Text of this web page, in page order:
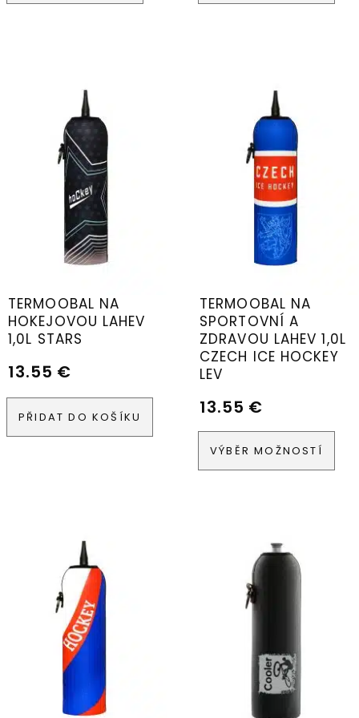
TERMOOBAL NA
HOKEJOVOU LAHEV
1,0L STARS
13.55 €
PŘIDAT DO KOŠÍKU
TERMOOBAL NA
SPORTOVNÍ A
ZDRAVOU LAHEV 1,0L
CZECH ICE HOCKEY
LEV
13.55 €
VÝBĚR MOŽNOSTÍ